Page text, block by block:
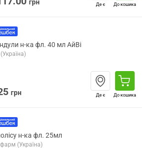
грн Де є До кошика
н-ка фл. 40 мл АйВі
грн Де є До кошика
н-ка фл. 25мл
(Україна)